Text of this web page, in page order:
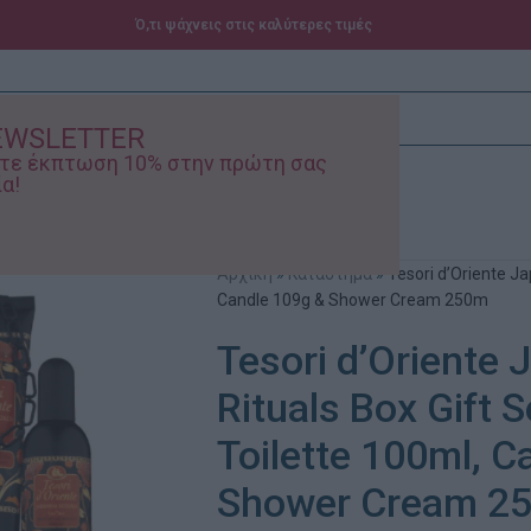
έκπτωση 10% στην πρώτη σας
Ό,τι ψάχνεις στις καλύτερες τιμές
Αρχική » Κατάστημα » Tesori d’Oriente
Candle 109g & Shower Cream 250m
Tesori d’Oriente
Rituals Box Gift
Toilette 100ml,
Shower Cream